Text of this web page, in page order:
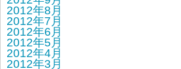
2012年8月
2012年7月
2012年6月
2012年5月
2012年4月
2012年3月